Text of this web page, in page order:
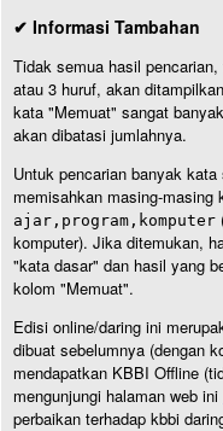
✔ Informasi Tambahan
Tidak semua hasil
atau 3 huruf, akan
kata "Memuat" sangat
akan dibatasi jumlahnya.
Untuk pencarian banyak
memisahkan masing-masing
ajar,program,komputer
komputer). Jika ditemukan,
"kata dasar" dan hasil yang
kolom "Memuat".
Edisi online/daring ini
dibuat sebelumnya (dengan
mendapatkan KBBI Offline
mengunjungi halaman web ini
perbaikan terhadap kbbi